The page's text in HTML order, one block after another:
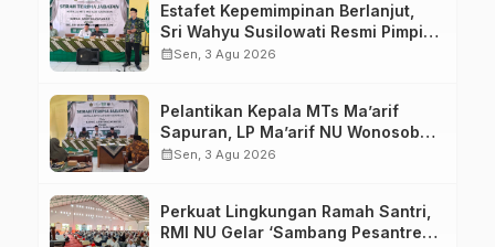
Estafet Kepemimpinan Berlanjut,
Sri Wahyu Susilowati Resmi Pimpin
MTs Ma’arif Sapuran
calendar_monthSen, 3 Agu 2026
Pelantikan Kepala MTs Ma’arif
Sapuran, LP Ma’arif NU Wonosobo
Tekankan Lima Amanah
calendar_monthSen, 3 Agu 2026
Perkuat Lingkungan Ramah Santri,
RMI NU Gelar ‘Sambang Pesantren’